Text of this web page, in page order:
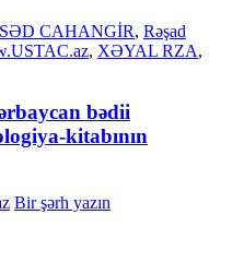
CAHANGİR, Rəşad
, XƏYAL RZA,
bədii
kitabının
Bir şərh yazın